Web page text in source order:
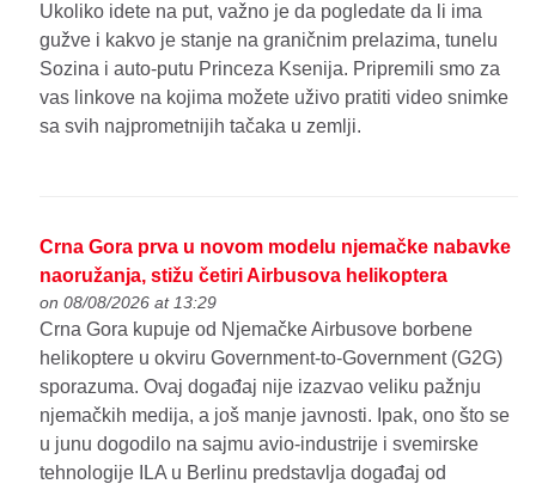
Ukoliko idete na put, važno je da pogledate da li ima
gužve i kakvo je stanje na graničnim prelazima, tunelu
Sozina i auto-putu Princeza Ksenija. Pripremili smo za
vas linkove na kojima možete uživo pratiti video snimke
sa svih najprometnijih tačaka u zemlji.
Crna Gora prva u novom modelu njemačke nabavke
naoružanja, stižu četiri Airbusova helikoptera
on 08/08/2026 at 13:29
Crna Gora kupuje od Njemačke Airbusove borbene
helikoptere u okviru Government-to-Government (G2G)
sporazuma. Ovaj događaj nije izazvao veliku pažnju
njemačkih medija, a još manje javnosti. Ipak, ono što se
u junu dogodilo na sajmu avio-industrije i svemirske
tehnologije ILA u Berlinu predstavlja događaj od